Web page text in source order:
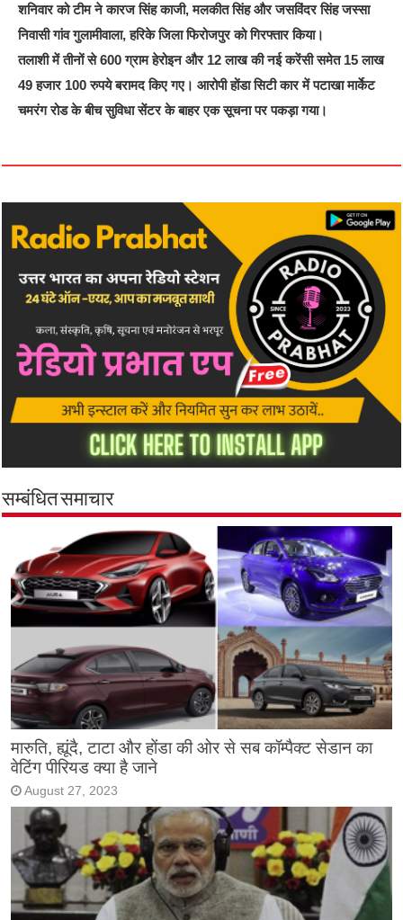
शनिवार को टीम ने कारज सिंह काजी, मलकीत सिंह और जसविंदर सिंह जस्सा
निवासी गांव गुलामीवाला, हरिके जिला फिरोजपुर को गिरफ्तार किया।
तलाशी में तीनों से 600 ग्राम हेरोइन और 12 लाख की नई करेंसी समेत 15 लाख
49 हजार 100 रुपये बरामद किए गए। आरोपी होंडा सिटी कार में पटाखा मार्केट
चमरंग रोड के बीच सुविधा सेंटर के बाहर एक सूचना पर पकड़ा गया।
सम्बंधित समाचार
मारुति, ह्यूंदै, टाटा और होंडा की ओर से सब कॉम्पैक्ट सेडान का
वेटिंग पीरियड क्या है जाने
August 27, 2023